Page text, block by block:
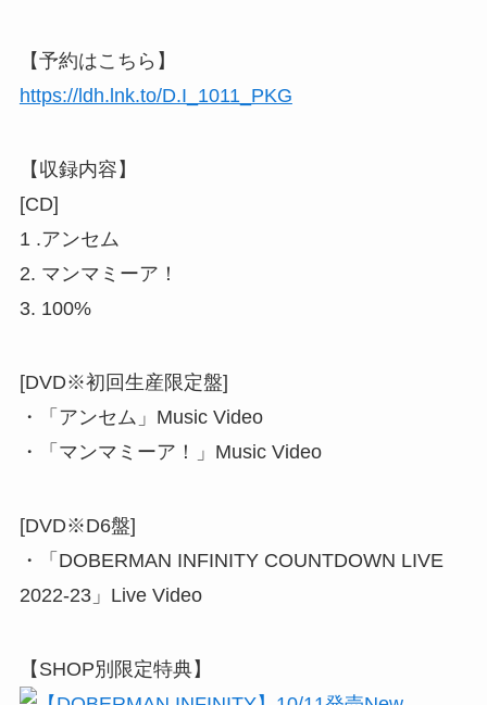
【予約はこちら】
https://ldh.lnk.to/D.I_1011_PKG
【収録内容】
[CD]
1 .アンセム
2. マンマミーア！
3. 100%
[DVD※初回生産限定盤]
・「アンセム」Music Video
・「マンマミーア！」Music Video
[DVD※D6盤]
・「DOBERMAN INFINITY COUNTDOWN LIVE
2022-23」Live Video
【SHOP別限定特典】